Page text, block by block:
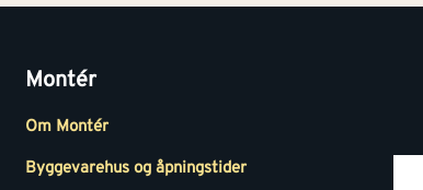
Montér
Om Montér
Byggevarehus og åpningstider